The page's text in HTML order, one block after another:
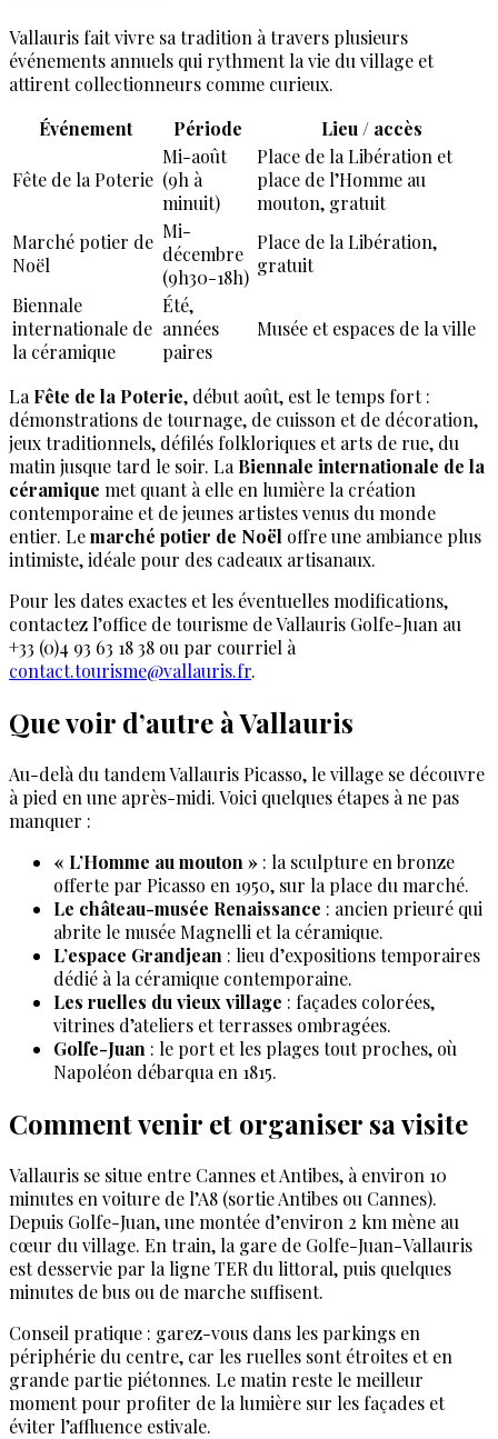
Vallauris fait vivre sa tradition à travers plusieurs
événements annuels qui rythment la vie du village et
attirent collectionneurs comme curieux.
Événement
Période Lieu / accès
Fête de la Poterie
Mi-août
(9h à
minuit)
Place de la Libération et
place de l’Homme au
mouton, gratuit
Marché potier de
Noël
Mi-
décembre
(9h30-18h)
Place de la Libération,
gratuit
Biennale
internationale de
la céramique
Été,
années
paires
Musée et espaces de la ville
LaFête de la Poterie, début août, est le temps fort :
démonstrations de tournage, de cuisson et de décoration,
jeux traditionnels, défilés folkloriques et arts de rue, du
matin jusque tard le soir. LaBiennale internationale de la
céramique met quant à elle en lumière la création
contemporaine et de jeunes artistes venus du monde
entier. Lemarché potier de Noël offre une ambiance plus
intimiste, idéale pour des cadeaux artisanaux.
Pour les dates exactes et les éventuelles modifications,
contactez l’office de tourisme de Vallauris Golfe-Juan au
+33 (0)4 93 63 18 38 ou par courriel à
contact.tourisme@vallauris.fr.
Que voir d’autre à Vallauris
Au-delà du tandem Vallauris Picasso, le village se découvre
à pied en une après-midi. Voici quelques étapes à ne pas
manquer :
« L’Homme au mouton » : la sculpture en bronze
offerte par Picasso en 1950, sur la place du marché.
Le château-musée Renaissance : ancien prieuré qui
abrite le musée Magnelli et la céramique.
L’espace Grandjean : lieu d’expositions temporaires
dédié à la céramique contemporaine.
Les ruelles du vieux village : façades colorées,
vitrines d’ateliers et terrasses ombragées.
Golfe-Juan : le port et les plages tout proches, où
Napoléon débarqua en 1815.
Comment venir et organiser sa visite
Vallauris se situe entre Cannes et Antibes, à environ 10
minutes en voiture de l’A8 (sortie Antibes ou Cannes).
Depuis Golfe-Juan, une montée d’environ 2 km mène au
cœur du village. En train, la gare de Golfe-Juan-Vallauris
est desservie par la ligne TER du littoral, puis quelques
minutes de bus ou de marche suffisent.
Conseil pratique : garez-vous dans les parkings en
périphérie du centre, car les ruelles sont étroites et en
grande partie piétonnes. Le matin reste le meilleur
moment pour profiter de la lumière sur les façades et
éviter l’affluence estivale.